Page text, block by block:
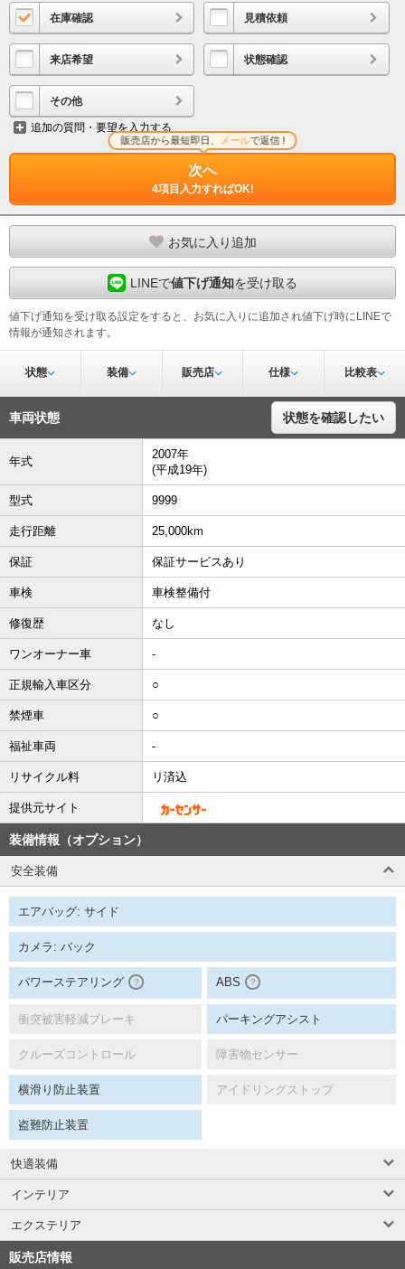
在庫確認 見積依頼
来店希望 状態確認
その他
追加の質問・要望を入力する
次へ
4項目入力すればOK!
販売店から最短即日、 メールで返信 !
お気に入り追加
LINEで値下げ通知を受け取る
値下げ通知を受け取る設定をすると、お気に入りに追加され値下げ時にLINEで
情報が通知されます。
状態 装備 販売店 仕様 比較表
車両状態 状態を確認したい
年式
2007年
(平成19年)
型式 9999
走行距離 25,000km
保証 保証サービスあり
車検 車検整備付
修復歴 なし
ワンオーナー車 -
正規輸入車区分 ○
禁煙車 ○
福祉車両 -
リサイクル料 リ済込
提供元サイト
装備情報（オプション）
安全装備
エアバッグ: サイド
カメラ: バック
パワーステアリング ？ ABS ？
衝突被害軽減ブレーキ パーキングアシスト
クルーズコントロール 障害物センサー
横滑り防止装置 アイドリングストップ
盗難防止装置
快適装備
インテリア
エクステリア
販売店情報